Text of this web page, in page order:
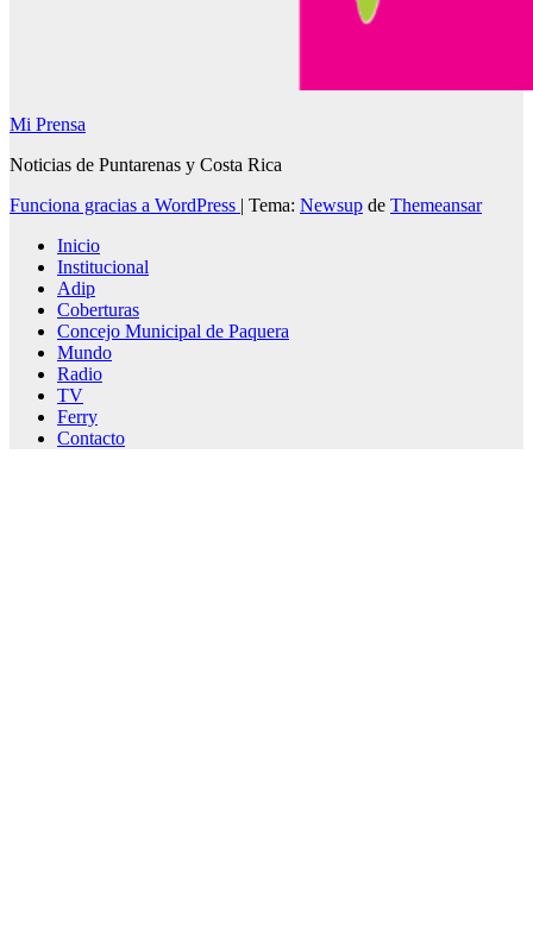
Mi Prensa
Noticias de Puntarenas y Costa Rica
Funciona gracias a WordPress | Tema: Newsup de Themeansar
Inicio
Institucional
Adip
Coberturas
Concejo Municipal de Paquera
Mundo
Radio
TV
Ferry
Contacto